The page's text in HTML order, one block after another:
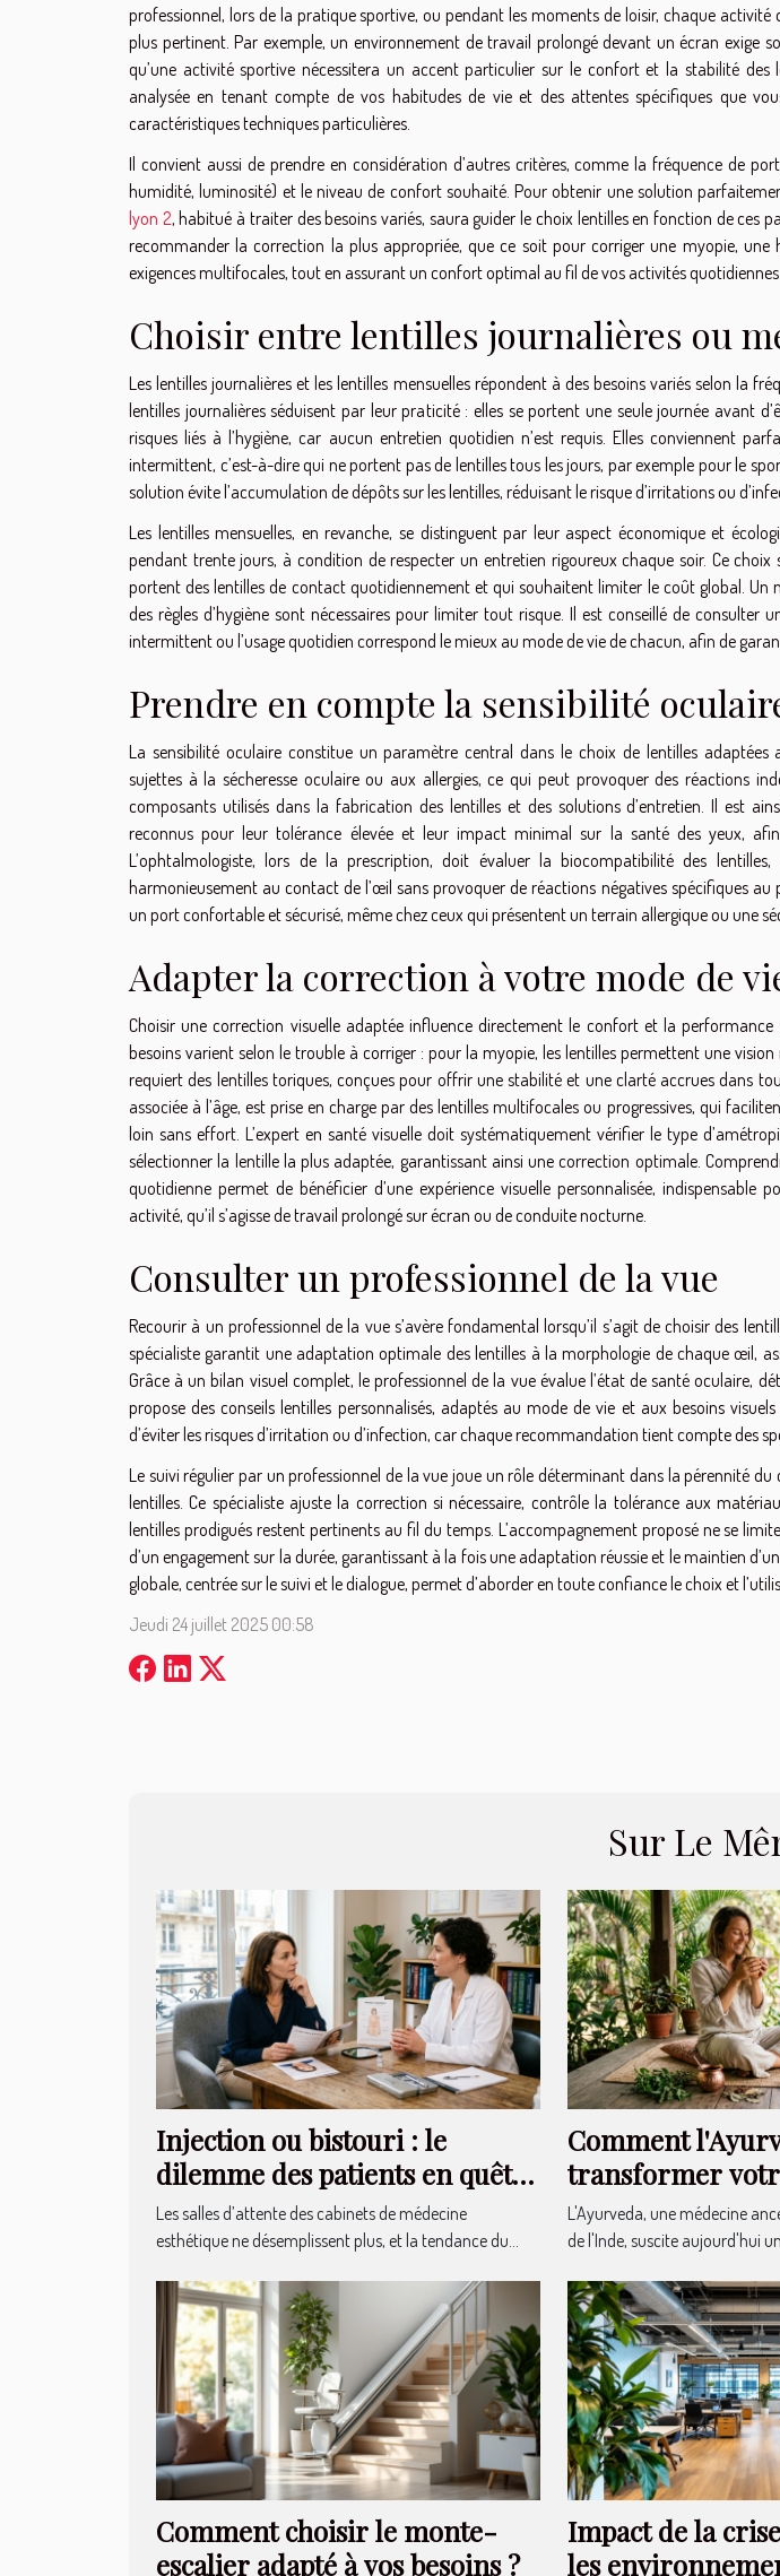
professionnel, lors de la pratique sportive, ou pendant les moments de loisir, chaque activité
plus pertinent. Par exemple, un environnement de travail prolongé devant un écran exige
qu’une activité sportive nécessitera un accent particulier sur le confort et la stabilité des
analysée en tenant compte de vos habitudes de vie et des attentes spécifiques que
caractéristiques techniques particulières.
Il convient aussi de prendre en considération d’autres critères, comme la fréquence de
humidité, luminosité) et le niveau de confort souhaité. Pour obtenir une solution
lyon 2, habitué à traiter des besoins variés, saura guider le choix lentilles en fonction de ces
recommander la correction la plus appropriée, que ce soit pour corriger une myopie,
exigences multifocales, tout en assurant un confort optimal au fil de vos activités quotidiennes.
Choisir entre lentilles journalières ou
Les lentilles journalières et les lentilles mensuelles répondent à des besoins variés selon la
lentilles journalières séduisent par leur praticité : elles se portent une seule journée avant
risques liés à l’hygiène, car aucun entretien quotidien n’est requis. Elles conviennent
intermittent, c’est-à-dire qui ne portent pas de lentilles tous les jours, par exemple pour le
solution évite l’accumulation de dépôts sur les lentilles, réduisant le risque d’irritations ou
Les lentilles mensuelles, en revanche, se distinguent par leur aspect économique et
pendant trente jours, à condition de respecter un entretien rigoureux chaque soir. Ce choix
portent des lentilles de contact quotidiennement et qui souhaitent limiter le coût global.
des règles d’hygiène sont nécessaires pour limiter tout risque. Il est conseillé de consulter
intermittent ou l’usage quotidien correspond le mieux au mode de vie de chacun, afin de
Prendre en compte la sensibilité
La sensibilité oculaire constitue un paramètre central dans le choix de lentilles adaptées
sujettes à la sécheresse oculaire ou aux allergies, ce qui peut provoquer des réactions
composants utilisés dans la fabrication des lentilles et des solutions d’entretien. Il est
reconnus pour leur tolérance élevée et leur impact minimal sur la santé des yeux,
L’ophtalmologiste, lors de la prescription, doit évaluer la biocompatibilité des lentilles,
harmonieusement au contact de l’œil sans provoquer de réactions négatives spécifiques
un port confortable et sécurisé, même chez ceux qui présentent un terrain allergique ou une
Adapter la correction à votre mode de
Choisir une correction visuelle adaptée influence directement le confort et la
besoins varient selon le trouble à corriger : pour la myopie, les lentilles permettent une
requiert des lentilles toriques, conçues pour offrir une stabilité et une clarté accrues dans
associée à l’âge, est prise en charge par des lentilles multifocales ou progressives, qui
loin sans effort. L’expert en santé visuelle doit systématiquement vérifier le type
sélectionner la lentille la plus adaptée, garantissant ainsi une correction optimale.
quotidienne permet de bénéficier d’une expérience visuelle personnalisée, indispensable
activité, qu’il s’agisse de travail prolongé sur écran ou de conduite nocturne.
Consulter un professionnel de la vue
Recourir à un professionnel de la vue s’avère fondamental lorsqu’il s’agit de choisir des
spécialiste garantit une adaptation optimale des lentilles à la morphologie de chaque œil,
Grâce à un bilan visuel complet, le professionnel de la vue évalue l’état de santé oculaire,
propose des conseils lentilles personnalisés, adaptés au mode de vie et aux besoins
d’éviter les risques d’irritation ou d’infection, car chaque recommandation tient compte des
Le suivi régulier par un professionnel de la vue joue un rôle déterminant dans la pérennité
lentilles. Ce spécialiste ajuste la correction si nécessaire, contrôle la tolérance aux
lentilles prodigués restent pertinents au fil du temps. L’accompagnement proposé ne se
d’un engagement sur la durée, garantissant à la fois une adaptation réussie et le maintien
globale, centrée sur le suivi et le dialogue, permet d’aborder en toute confiance le choix et
Jeudi 24 juillet 2025 00:58
Sur Le
Injection ou bistouri : le
dilemme des patients en quête
de naturel
Les salles d’attente des cabinets de médecine
esthétique ne désemplissent plus, et la tendance du...
Comment
transformer
bien-être ?
L'Ayurveda, une médecine
de l'Inde, suscite aujourd'hui
Comment choisir le monte-
escalier adapté à vos besoins ?
Impact de la
les